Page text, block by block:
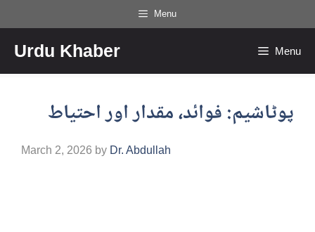
to
content
Menu
Urdu Khaber Menu
پوٹاشیم: فوائد، مقدار اور احتیاط
March 2, 2026 by Dr. Abdullah